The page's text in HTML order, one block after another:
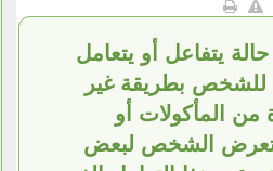
يتفاعل أو يتعامل
للشخص بطريقة غير
من المأكولات أو
تعرض الشخص لبعض